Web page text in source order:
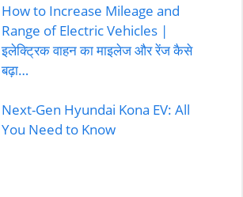
How to Increase Mileage and
Range of Electric Vehicles |
इलेक्ट्रिक वाहन का माइलेज और रेंज कैसे
बढ़ा…
Next-Gen Hyundai Kona EV: All
You Need to Know